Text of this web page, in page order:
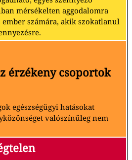
mérsékelten aggodalomra
számára, akik szokatlanul
érzékeny csoportok
egészségügyi hatásokat
valószínűleg nem